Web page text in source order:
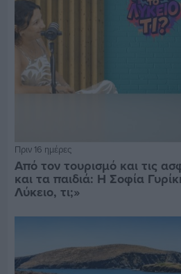
Πριν 16 ημέρες
Από τον τουρισμό και τις
και τα παιδιά: Η Σοφία
Λύκειο, τι;»